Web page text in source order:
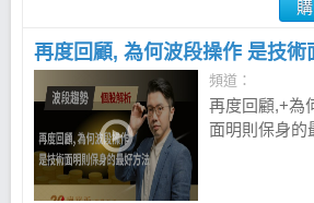
頻道：
再度回顧,+為
面明則保身的